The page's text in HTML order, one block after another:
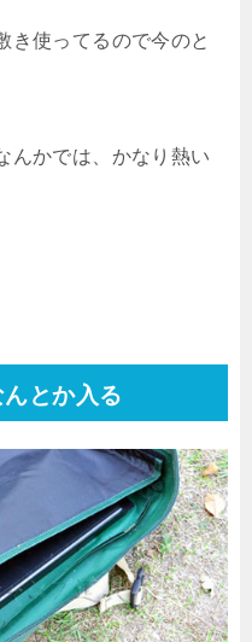
き使ってるので今のと
んかでは、かなり熱い
とか入る